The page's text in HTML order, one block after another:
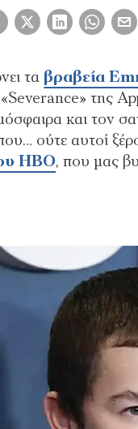
τα βραβεία
της
και τον
ούτε αυτοί
HBO, που μας